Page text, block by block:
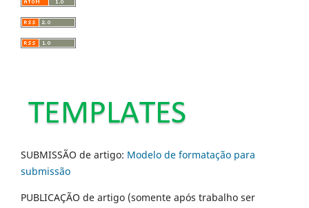
SUBMISSÃO de artigo: Modelo de formatação para
submissão
PUBLICAÇÃO de artigo (somente após trabalho ser